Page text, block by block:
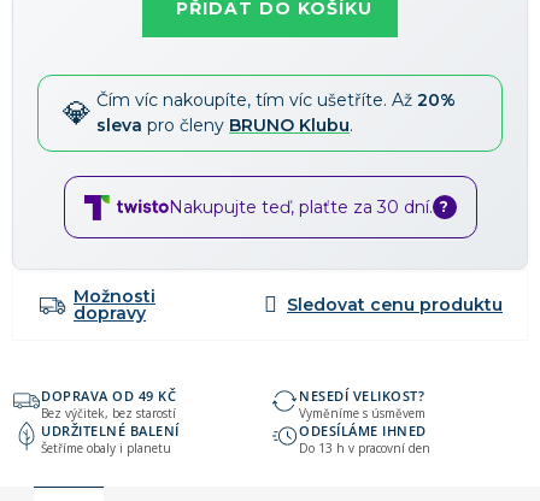
PŘIDAT DO KOŠÍKU
Čím víc nakoupíte, tím víc ušetříte. Až 20%
sleva pro členy BRUNO Klubu.
Nakupujte teď, plaťte za 30 dní. ?
Možnosti
dopravy
DOPRAVA OD 49 KČ
Bez výčitek, bez starostí
NESEDÍ VELIKOST?
Vyměníme s úsměvem
UDRŽITELNÉ BALENÍ
Šetříme obaly i planetu
ODESÍLÁME IHNED
Do 13 h v pracovní den